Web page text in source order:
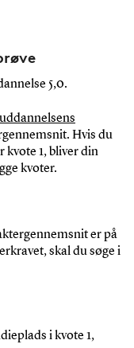
5,0.
uddannelsens
Hvis du
1, bliver din
kvoter.
er på
skal du søge i
i kvote 1,